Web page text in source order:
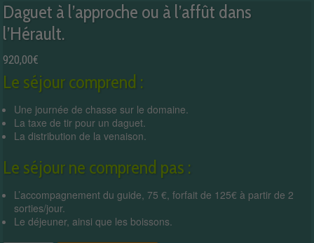
Daguet à l’approche ou à l’affût dans
l’Hérault.
920,00€
Le séjour comprend :
Une journée de chasse sur le domaine.
La taxe de tir pour un daguet.
La distribution de la venaison.
Le séjour ne comprend pas :
L’accompagnement du guide, 75 €, forfait de 125€ à partir de 2
sorties/jour.
Le déjeuner, ainsi que les boissons.